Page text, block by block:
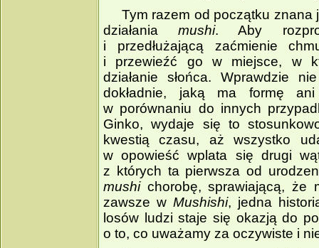
Tym razem od początku
działaniamushi. Aby
i przedłużającą zaćmienie
i przewieźć go w miejsce, w
działanie słońca. Wprawdzie
dokładnie, jaką ma formę
w porównaniu do innych
Ginko, wydaje się to
kwestią czasu, aż wszystko
w opowieść wplata się drugi
z których ta pierwsza od
mushichorobę, sprawiającą, że
zawsze w Mushishi, jedna
losów ludzi staje się okazją do
o to, co uważamy za oczywiste i